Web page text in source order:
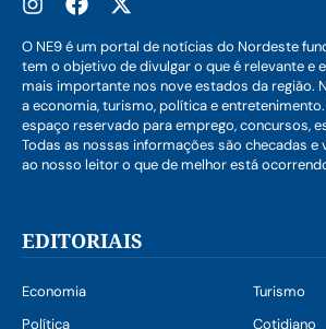
O NE9 é um portal de notícias do Nordeste
tem o objetivo de divulgar o que é relevante e
mais importante nos nove estados da região.
a economia, turismo, política e
espaço reservado para emprego, concursos,
Todas as nossas informações são checadas e
ao nosso leitor o que de melhor está
EDITORIAIS
Economia
Turismo
Política
Cotidiano